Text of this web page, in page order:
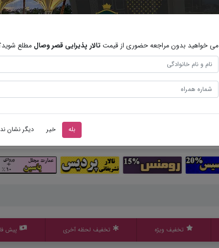
مقالات تشریفات
تخفیف ویژه تخفیف لحظه آخری پیش
می خواهید بدون مراجعه حضوری از قیمت تالار پذیرایی قصر وصال مطلع
بله خیر دیگر نشان